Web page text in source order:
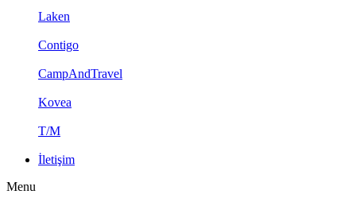
Laken
Contigo
CampAndTravel
Kovea
T/M
İletişim
Menu